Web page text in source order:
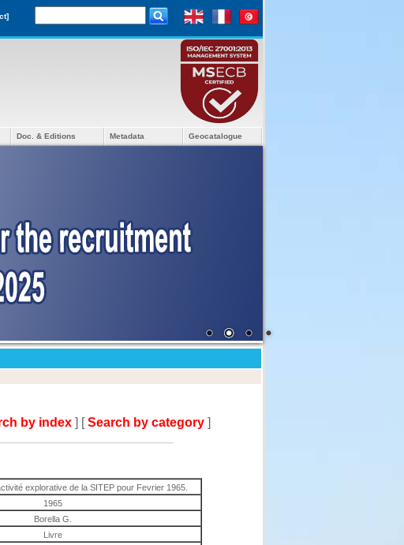
Doc. & Editions Metadata Geocatalogue
by index ] [Search by category ]
explorative de la SITEP pour Fevrier 1965.
1965
Borella G.
Livre